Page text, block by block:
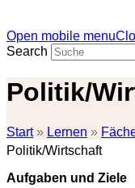
Open mobile menu
Search
Politik/
Start» Lernen »
Politik/Wirtschaft
Aufgaben und Ziele